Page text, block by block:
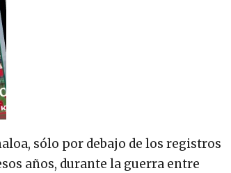
sólo por debajo de los registros
años, durante la guerra entre